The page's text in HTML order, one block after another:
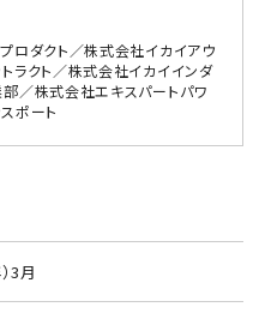
ロダクト／株式会社イカイアウ
ラクト／株式会社イカイインダ
／株式会社エキスパートパワ
ポート
3月